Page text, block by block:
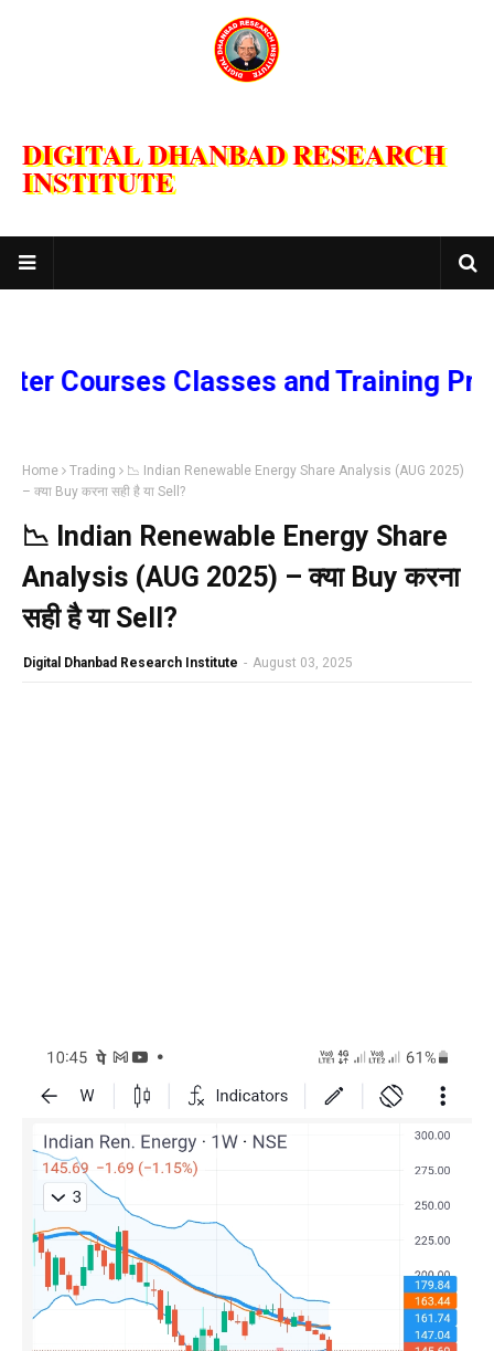
DIGITAL DHANBAD RESEARCH
INSTITUTE
Classes and Training Program
Home Trading
📉 Indian Renewable Energy Share Analysis (AUG 2025)
– क्या Buy करना सही है या Sell?
📉 Indian Renewable Energy Share
Analysis (AUG 2025) – क्या Buy करना
सही है या Sell?
Digital Dhanbad Research Institute - August 03, 2025